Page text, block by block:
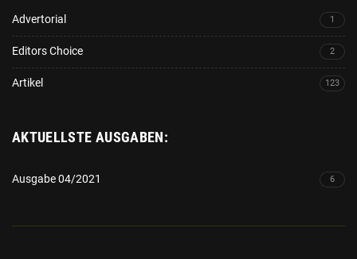
Advertorial 1
Editors Choice 2
Artikel 123
AKTUELLSTE AUSGABEN:
Ausgabe 04/2021 6